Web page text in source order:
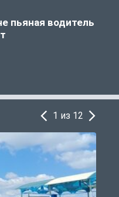
пьяная водитель
1 из 12